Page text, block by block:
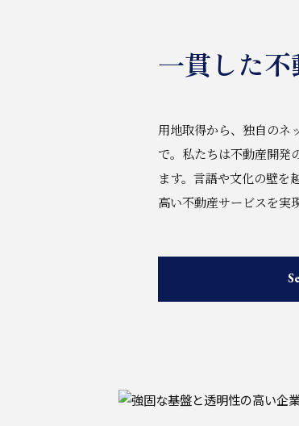
一貫した
用地取得から、独自のネ
で。私たちは不動産開発
ます。言語や文化の壁を
高い不動産サービスを実